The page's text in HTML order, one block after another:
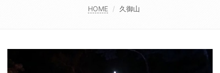
HOME 久御山